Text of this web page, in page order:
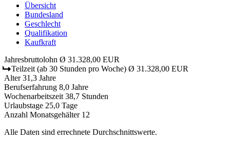
Übersicht
Bundesland
Geschlecht
Qualifikation
Kaufkraft
Jahresbruttolohn Ø 31.328,00 EUR
Teilzeit (ab 30 Stunden pro Woche) Ø 31.328,00 EUR
Alter 31,3 Jahre
Berufserfahrung 8,0 Jahre
Wochenarbeitszeit 38,7 Stunden
Urlaubstage 25,0 Tage
Anzahl Monatsgehälter 12
Alle Daten sind errechnete Durchschnittswerte.